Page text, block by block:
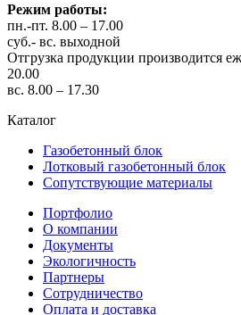
Режим работы:
пн.-пт. 8.00 – 17.00
суб.- вс. выходной
Отгрузка продукции производится
20.00
вс. 8.00 – 17.30
Каталог
Газобетонный блок
Лотковый газобетонный блок
Сопутствующие материалы
Портфолио
О компании
Документы
Экологичность
Партнеры
Сотрудничество
Оплата и доставка